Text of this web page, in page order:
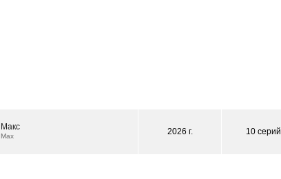
Макс
Max 2026 г. 10 серий